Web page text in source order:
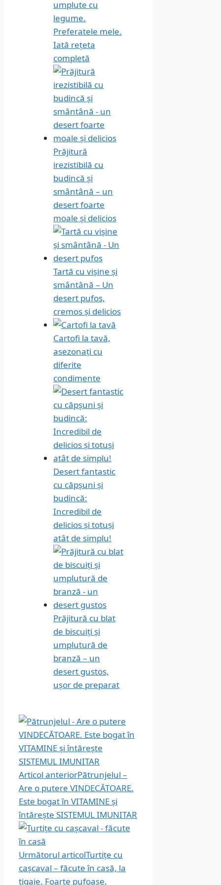
umplute cu
legume.
Preferatele mele.
Iată rețeta
completă
Prăjitură
irezistibilă cu
budincă și
smântână – un
desert foarte
moale și delicios
Tartă cu vișine și
smântână – Un
desert pufos,
cremos și delicios
Cartofi la tavă,
asezonați cu
diferite
condimente
Desert fantastic
cu căpșuni și
budincă:
Incredibil de
delicios și totuși
atât de simplu!
Prăjitură cu blat
de biscuiți și
umplutură de
branză – un
desert gustos,
ușor de preparat
Articol anteriorPătrunjelul –
Are o putere VINDECĂTOARE.
Este bogat în VITAMINE și
întărește SISTEMUL IMUNITAR
Următorul articolTurtițe cu
cașcaval – făcute în casă, la
tigaie. Foarte pufoase,